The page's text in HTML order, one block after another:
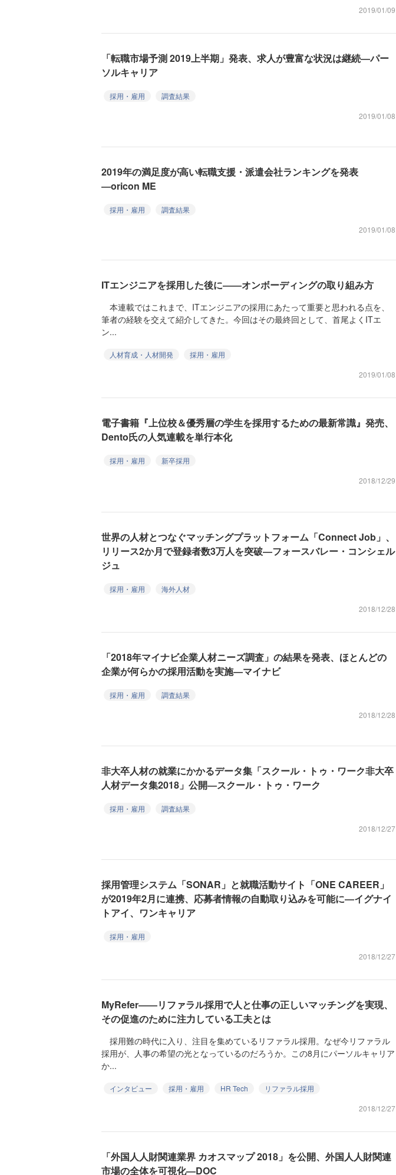
2019/01/09
「転職市場予測 2019上半期」発表、求人が豊富な状況は継続―パー
ソルキャリア
採用・雇用
調査結果
2019/01/08
2019年の満足度が高い転職支援・派遣会社ランキングを発表
―oricon ME
採用・雇用
調査結果
2019/01/08
ITエンジニアを採用した後に――オンボーディングの取り組み方
本連載ではこれまで、ITエンジニアの採用にあたって重要と思われる点を、
筆者の経験を交えて紹介してきた。今回はその最終回として、首尾よくITエ
ン...
人材育成・人材開発
採用・雇用
2019/01/08
電子書籍『上位校＆優秀層の学生を採用するための最新常識』発売、
Dento氏の人気連載を単行本化
採用・雇用
新卒採用
2018/12/29
世界の人材とつなぐマッチングプラットフォーム「Connect Job」、
リリース2か月で登録者数3万人を突破―フォースバレー・コンシェル
ジュ
採用・雇用
海外人材
2018/12/28
「2018年マイナビ企業人材ニーズ調査」の結果を発表、ほとんどの
企業が何らかの採用活動を実施―マイナビ
採用・雇用
調査結果
2018/12/28
非大卒人材の就業にかかるデータ集「スクール・トゥ・ワーク非大卒
人材データ集2018」公開―スクール・トゥ・ワーク
採用・雇用
調査結果
2018/12/27
採用管理システム「SONAR」と就職活動サイト「ONE CAREER」
が2019年2月に連携、応募者情報の自動取り込みを可能に―イグナイ
トアイ、ワンキャリア
採用・雇用
2018/12/27
MyRefer――リファラル採用で人と仕事の正しいマッチングを実現、
その促進のために注力している工夫とは
採用難の時代に入り、注目を集めているリファラル採用。なぜ今リファラル
採用が、人事の希望の光となっているのだろうか。この8月にパーソルキャリア
か...
インタビュー 採用・雇用 HR Tech
リファラル採用
2018/12/27
「外国人人財関連業界 カオスマップ 2018」を公開、外国人人財関連
市場の全体を可視化―DOC